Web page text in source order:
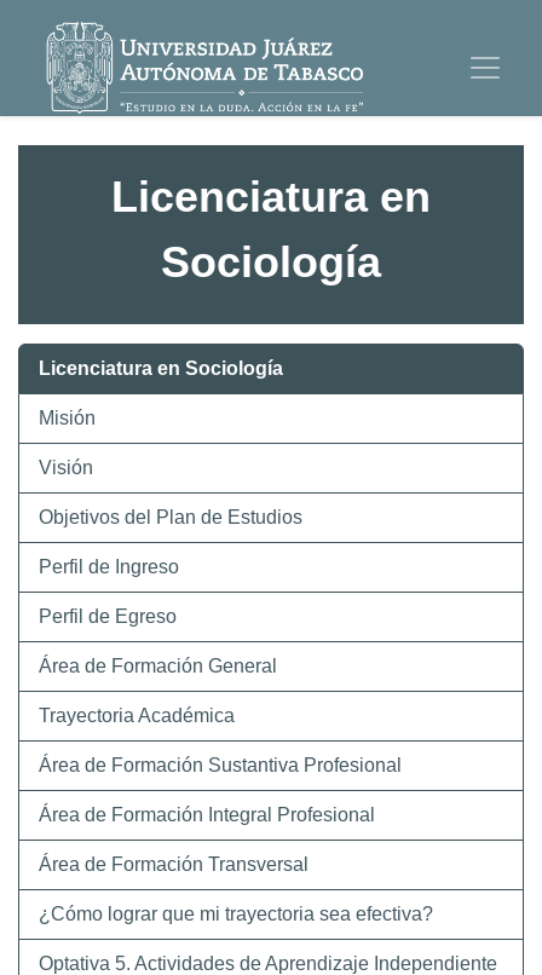
Licenciatura en
Sociología
Licenciatura en Sociología
Misión
Visión
Objetivos del Plan de Estudios
Perfil de Ingreso
Perfil de Egreso
Área de Formación General
Trayectoria Académica
Área de Formación Sustantiva Profesional
Área de Formación Integral Profesional
Área de Formación Transversal
¿Cómo lograr que mi trayectoria sea efectiva?
Optativa 5. Actividades de Aprendizaje Independiente